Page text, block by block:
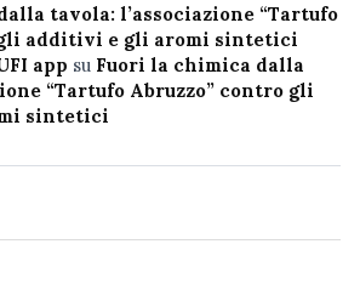
tavola: l’associazione “Tartufo
additivi e gli aromi sintetici
app su Fuori la chimica dalla
“Tartufo Abruzzo” contro gli
sintetici